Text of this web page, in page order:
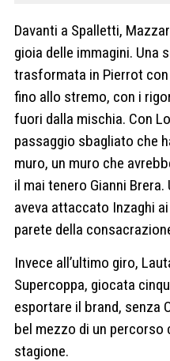
Davanti a Spalletti,
gioia delle immagini. Una
trasformata in Pierrot
fino allo stremo, con i
fuori dalla mischia. Con
passaggio sbagliato che
muro, un muro che
il mai tenero Gianni
aveva attaccato Inzaghi
parete della
Invece all’ultimo giro,
Supercoppa, giocata
esportare il brand, senza
bel mezzo di un percorso
stagione.